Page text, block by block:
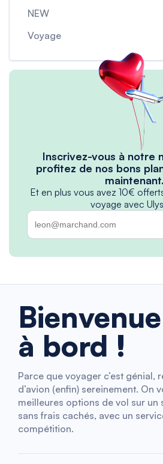
NEW
Voyage
Inscrivez-vous à notre
profitez de nos bons
maintenant.
Et en plus vous avez 10€
voyage avec
Bienvenue
à bord !
Parce que voyager c’est génial,
d’avion (enfin) sereinement. On
meilleures options de vol sur un
sans frais cachés, avec un
compétition.